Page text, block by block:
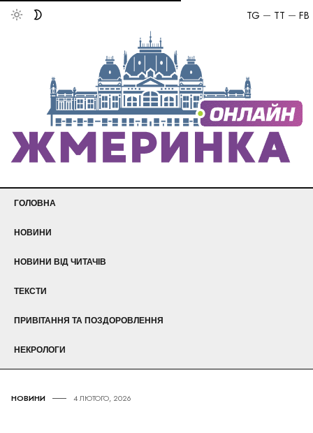
FB
TT
TG
ГОЛОВНА
НОВИНИ
НОВИНИ ВІД ЧИТАЧІВ
ТЕКСТИ
ПРИВІТАННЯ ТА ПОЗДОРОВЛЕННЯ
НЕКРОЛОГИ
НОВИНИ 4 ЛЮТОГО, 2026